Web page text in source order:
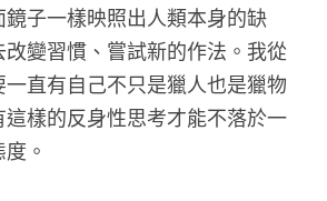
子一樣映照出人類本身的缺
改變習慣、嘗試新的作法。我從
直有自己不只是獵人也是獵物
樣的反身性思考才能不落於一
。